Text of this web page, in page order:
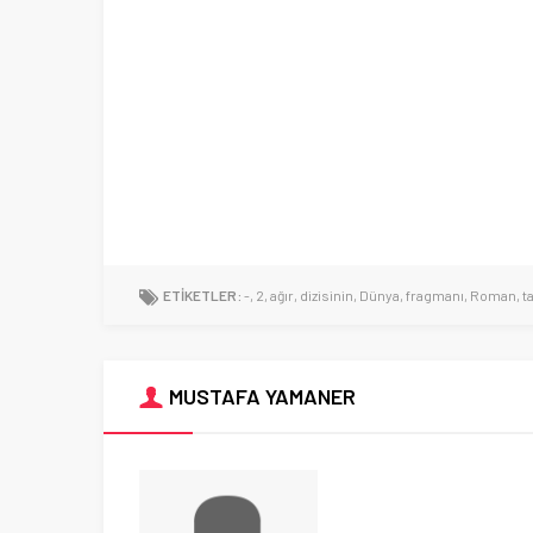
ETİKETLER: -, 2, ağır, dizisinin, Dünya, fragmanı, Roman,
MUSTAFA YAMANER